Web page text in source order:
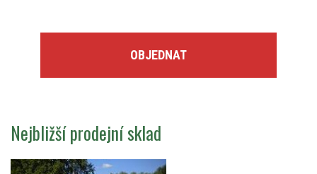
OBJEDNAT
Nejbližší prodejní sklad